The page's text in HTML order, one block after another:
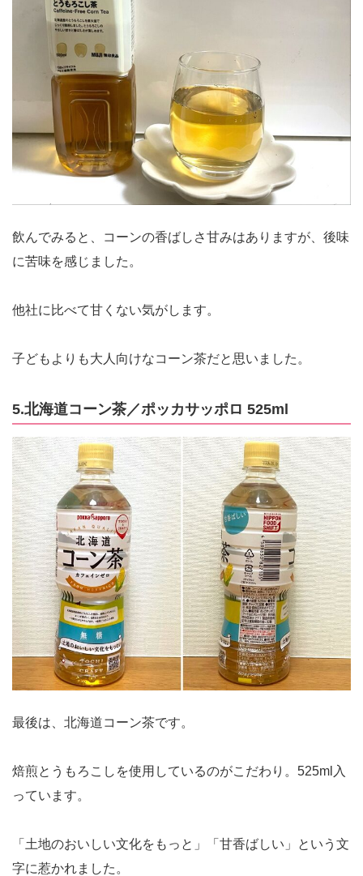
飲んでみると、コーンの香ばしさ甘みはありますが、後味
に苦味を感じました。
他社に比べて甘くない気がします。
子どもよりも大人向けなコーン茶だと思いました。
5.北海道コーン茶／ポッカサッポロ 525ml
最後は、北海道コーン茶です。
焙煎とうもろこしを使用しているのがこだわり。525ml入
っています。
「土地のおいしい文化をもっと」「甘香ばしい」という文
字に惹かれました。